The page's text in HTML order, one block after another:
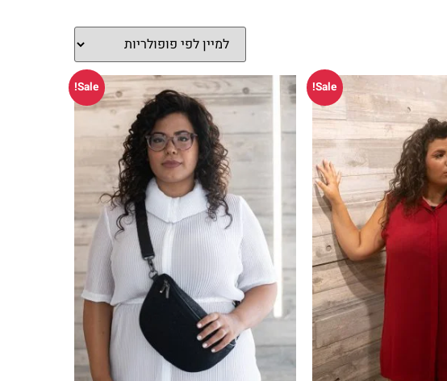
Sale!
Sale!